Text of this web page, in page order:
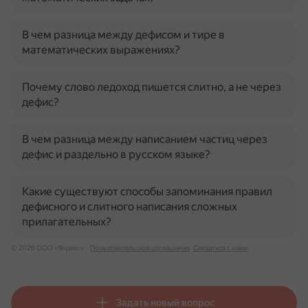
В чем разница между дефисом и тире в
математических выражениях?
Почему слово ледоход пишется слитно, а не через
дефис?
В чем разница между написанием частиц через
дефис и раздельно в русском языке?
Какие существуют способы запоминания правил
дефисного и слитного написания сложных
прилагательных?
© 2026 ООО «Яндекс» Пользовательское соглашение Связаться с нами
Задать новый вопрос